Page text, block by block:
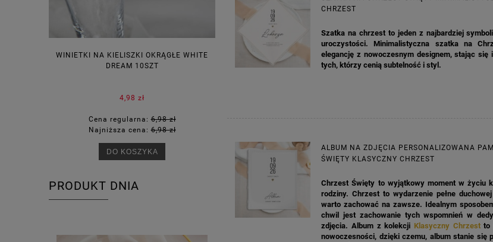
WINIETKI NA KIELISZKI OKRĄGŁE WHITE
DREAM 10SZT
4,98 zł
Cena regularna:6,98 zł
Najniższa cena:6,98 zł
DO KOSZYKA
PUDEŁECZKA PODZIĘKOWANIE ZŁOTA
KORONKA KWADRAT 10SZT
DO KOSZYKA
GIRLANDA BIAŁE PIÓRKA
DO KOSZYKA
PRODUKT DNIA
CHRZEST
Szatka na chrzest to jeden z najbardziej
uroczystości. Minimalistyczna szatka na
elegancję z nowoczesnym designem, stając się
tych, którzy cenią subtelność i styl.
ALBUM NA ZDJĘCIA PERSONALIZOWANA
ŚWIĘTY KLASYCZNY CHRZEST
Chrzest Święty to wyjątkowy moment w życiu
rodziny. Chrzest to wydarzenie pełne
warto zachować na zawsze. Idealnym
chwil jest zachowanie tych wspomnień w
zdjęcia. Album z kolekcji Klasyczny Chrzestto
nowoczesności, dzięki czemu, album stanie się